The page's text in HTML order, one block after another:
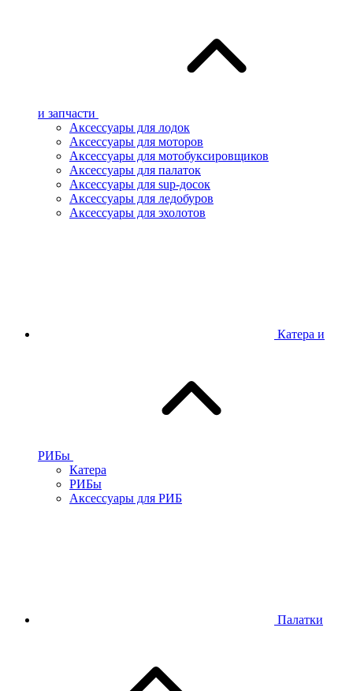
и запчасти
Аксессуары для лодок
Аксессуары для моторов
Аксессуары для мотобуксировщиков
Аксессуары для палаток
Аксессуары для sup-досок
Аксессуары для ледобуров
Аксессуары для эхолотов
Катера и
РИБы
Катера
РИБы
Аксессуары для РИБ
Палатки